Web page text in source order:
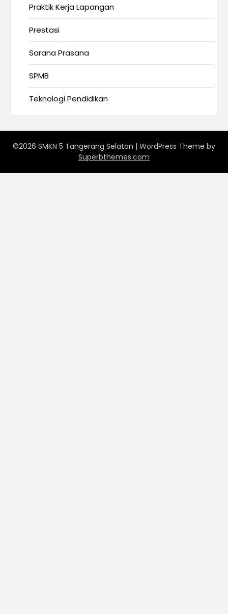
Praktik Kerja Lapangan
Prestasi
Sarana Prasana
SPMB
Teknologi Pendidikan
©2026 SMKN 5 Tangerang Selatan | WordPress Theme by
Superbthemes.com